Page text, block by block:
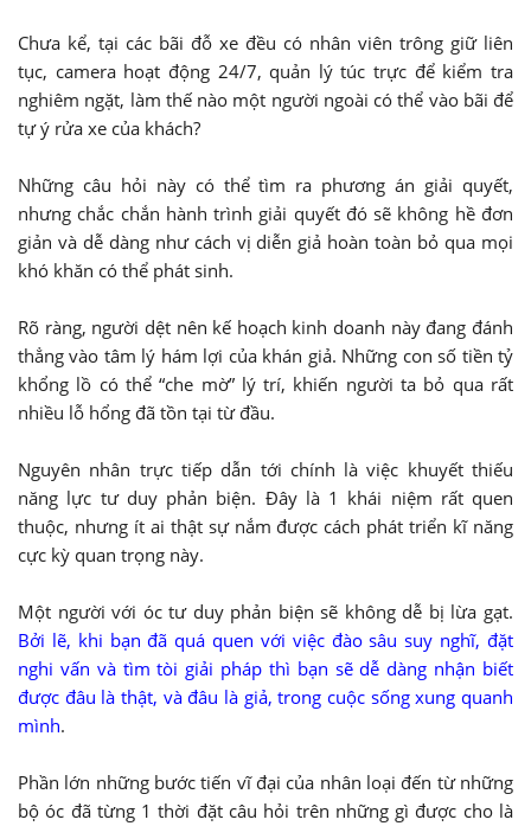
Chưa kể, tại các bãi đỗ xe đều có nhân viên trông giữ liên
tục, camera hoạt động 24/7, quản lý túc trực để kiểm tra
nghiêm ngặt, làm thế nào một người ngoài có thể vào bãi để
tự ý rửa xe của khách?
Những câu hỏi này có thể tìm ra phương án giải quyết,
nhưng chắc chắn hành trình giải quyết đó sẽ không hề đơn
giản và dễ dàng như cách vị diễn giả hoàn toàn bỏ qua mọi
khó khăn có thể phát sinh.
Rõ ràng, người dệt nên kế hoạch kinh doanh này đang đánh
thẳng vào tâm lý hám lợi của khán giả. Những con số tiền tỷ
khổng lồ có thể “che mờ” lý trí, khiến người ta bỏ qua rất
nhiều lỗ hổng đã tồn tại từ đầu.
Nguyên nhân trực tiếp dẫn tới chính là việc khuyết thiếu
năng lực tư duy phản biện. Đây là 1 khái niệm rất quen
thuộc, nhưng ít ai thật sự nắm được cách phát triển kĩ năng
cực kỳ quan trọng này.
Một người với óc tư duy phản biện sẽ không dễ bị lừa gạt.
Bởi lẽ, khi bạn đã quá quen với việc đào sâu suy nghĩ, đặt
nghi vấn và tìm tòi giải pháp thì bạn sẽ dễ dàng nhận biết
được đâu là thật, và đâu là giả, trong cuộc sống xung quanh
mình.
Phần lớn những bước tiến vĩ đại của nhân loại đến từ những
bộ óc đã từng 1 thời đặt câu hỏi trên những gì được cho là